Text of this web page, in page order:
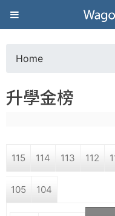
葳
格
高
學
o
a
r
Home
升學金榜
115 114 113 112
105 104